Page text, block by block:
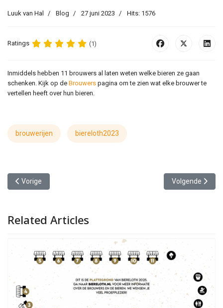
Luuk van Hal Blog 27 juni 2023 Hits: 1576
Ratings (1)
Inmiddels hebben 11 brouwers al laten weten welke bieren ze gaan
schenken. Kijk op de Brouwers pagina om te zien wat elke brouwer te
vertellen heeft over hun bieren.
brouwerijen biereloth2023
Vorig artikel: Zelfde prijs en met muziek
Vorige Volgende
Volgende
Related Articles